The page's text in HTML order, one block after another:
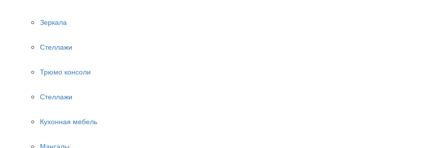
Зеркала
Стеллажи
Трюмо консоли
Стеллажи
Кухонная мебель
Мангалы